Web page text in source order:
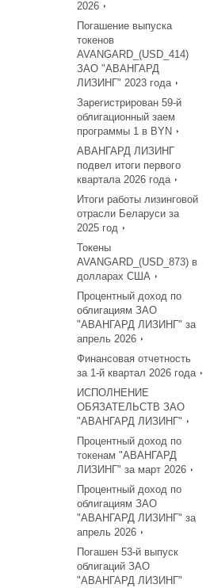
2026
Погашение выпуска
токенов
AVANGARD_(USD_414)
ЗАО "АВАНГАРД
ЛИЗИНГ" 2023 года
Зарегистрирован 59-й
облигационный заем
программы 1 в BYN
АВАНГАРД ЛИЗИНГ
подвел итоги первого
квартала 2026 года
Итоги работы лизинговой
отрасли Беларуси за
2025 год
Токены
AVANGARD_(USD_873) в
долларах США
Процентный доход по
облигациям ЗАО
"АВАНГАРД ЛИЗИНГ" за
апрель 2026
Финансовая отчетность
за 1-й квартал 2026 года
ИСПОЛНЕНИЕ
ОБЯЗАТЕЛЬСТВ ЗАО
"АВАНГАРД ЛИЗИНГ"
Процентный доход по
токенам "АВАНГАРД
ЛИЗИНГ" за март 2026
Процентный доход по
облигациям ЗАО
"АВАНГАРД ЛИЗИНГ" за
апрель 2026
Погашен 53-й выпуск
облигаций ЗАО
"АВАНГАРД ЛИЗИНГ"